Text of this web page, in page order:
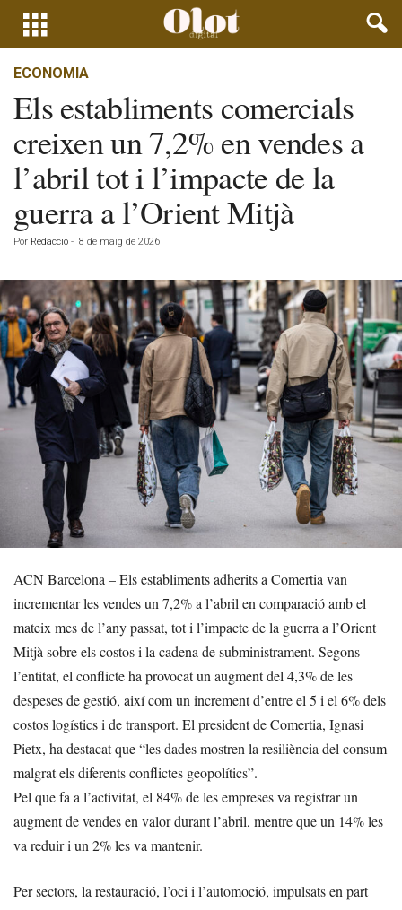
ECONOMIA
Els establiments comercials
creixen un 7,2% en vendes a
l’abril tot i l’impacte de la
guerra a l’Orient Mitjà
Por Redacció - 8 de maig de 2026
ACN Barcelona – Els establiments adherits a Comertia van
incrementar les vendes un 7,2% a l’abril en comparació amb el
mateix mes de l’any passat, tot i l’impacte de la guerra a l’Orient
Mitjà sobre els costos i la cadena de subministrament. Segons
l’entitat, el conflicte ha provocat un augment del 4,3% de les
despeses de gestió, així com un increment d’entre el 5 i el 6% dels
costos logístics i de transport. El president de Comertia, Ignasi
Pietx, ha destacat que “les dades mostren la resiliència del consum
malgrat els diferents conflictes geopolítics”.
Pel que fa a l’activitat, el 84% de les empreses va registrar un
augment de vendes en valor durant l’abril, mentre que un 14% les
va reduir i un 2% les va mantenir.
Per sectors, la restauració, l’oci i l’automoció, impulsats en part